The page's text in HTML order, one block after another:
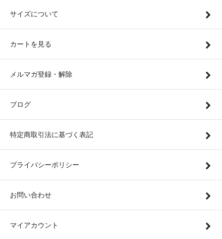
サイズについて
カートを見る
メルマガ登録・解除
ブログ
特定商取引法に基づく表記
プライバシーポリシー
お問い合わせ
マイアカウント